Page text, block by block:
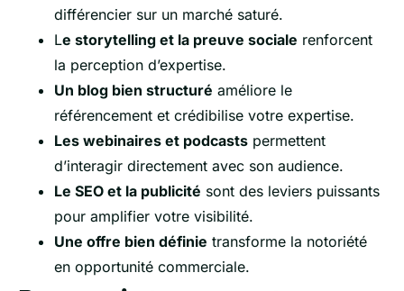
différencier sur un marché saturé.
Le storytelling et la preuve sociale renforcent
la perception d’expertise.
Un blog bien structuré améliore le
référencement et crédibilise votre expertise.
Les webinaires et podcasts permettent
d’interagir directement avec son audience.
Le SEO et la publicité sont des leviers puissants
pour amplifier votre visibilité.
Une offre bien définie transforme la notoriété
en opportunité commerciale.